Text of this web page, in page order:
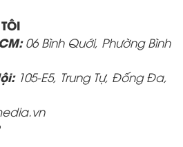
06 Bình Quới, Phường Bình
105-E5, Trung Tự, Đống Đa,